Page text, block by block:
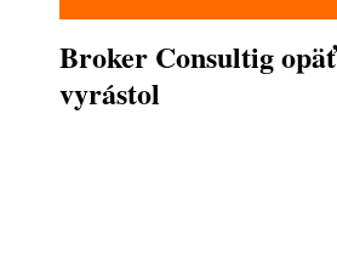
Broker Consultig opäť
vyrástol